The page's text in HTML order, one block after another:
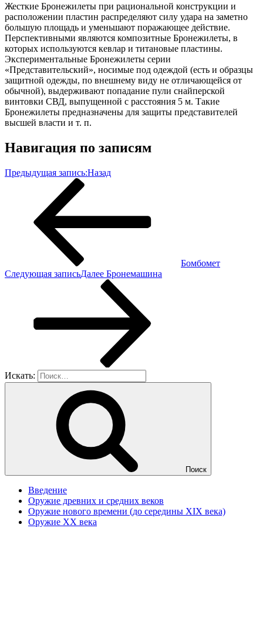
Жесткие Бронежилеты при рациональной конструкции и
расположении пластин распределяют силу удара на заметно
большую площадь и уменьшают поражающее действие.
Перспективными являются композитные Бронежилеты, в
которых используются кевлар и титановые пластины.
Экспериментальные Бронежилеты серии
«Представительский», носимые под одеждой (есть и образцы
защитной одежды, по внешнему виду не отличающейся от
обычной), выдерживают попадание пули снайперской
винтовки СВД, выпущенной с расстояния 5 м. Такие
Бронежилеты предназначены для защиты представителей
высшей власти и т. п.
Навигация по записям
Предыдущая запись:Назад
Бомбомет
Следующая записьДалее Бронемашина
Искать:
Поиск
Введение
Оружие древних и средних веков
Оружие нового времени (до середины XIX века)
Оружие XX века